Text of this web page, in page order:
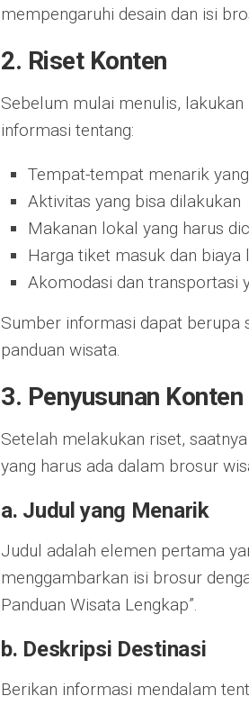
mempengaruhi desain dan isi
2. Riset Konten
Sebelum mulai menulis,
informasi tentang:
Tempat-tempat menarik
Aktivitas yang bisa dilakukan
Makanan lokal yang harus
Harga tiket masuk dan biaya
Akomodasi dan transportasi
Sumber informasi dapat berupa
panduan wisata.
3. Penyusunan Konten
Setelah melakukan riset,
yang harus ada dalam brosur
a. Judul yang Menarik
Judul adalah elemen pertama
menggambarkan isi brosur
Panduan Wisata Lengkap”.
b. Deskripsi Destinasi
Berikan informasi mendalam